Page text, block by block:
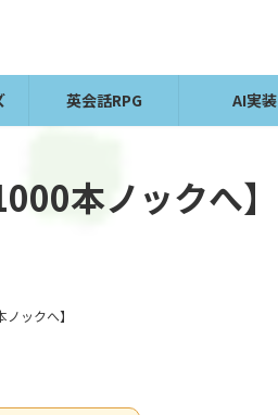
英会話RPG AI実装
本ノックへ】
ックへ】